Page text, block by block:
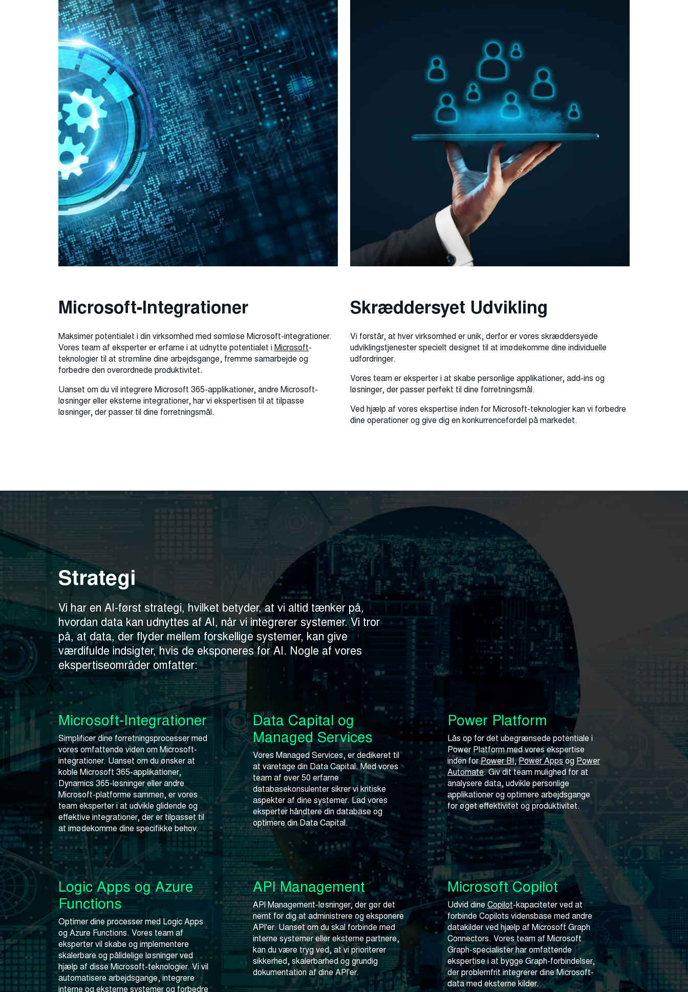
Microsoft-Integrationer
Maksimer potentialet i din virksomhed med sømløse Microsoft-integrationer.
Vores team af eksperter er erfarne i at udnytte potentialet iMicrosoft-
teknologier til at strømline dine arbejdsgange, fremme samarbejde og
forbedre den overordnede produktivitet.
Uanset om du vil integrere Microsoft 365-applikationer, andre Microsoft-
løsninger eller eksterne integrationer, har vi ekspertisen til at tilpasse
løsninger, der passer til dine forretningsmål.
Skræddersyet Udvikling
Vi forstår, at hver virksomhed er unik, derfor er vores skræddersyede
udviklingstjenester specielt designet til at imødekomme dine individuelle
udfordringer.
Vores team er eksperter i at skabe personlige applikationer, add-ins og
løsninger, der passer perfekt til dine forretningsmål.
Ved hjælp af vores ekspertise inden for Microsoft-teknologier kan vi forbedre
dine operationer og give dig en konkurrencefordel på markedet.
Strategi
Vi har en AI-først strategi, hvilket betyder, at vi altid tænker på,
hvordan data kan udnyttes af AI, når vi integrerer systemer. Vi tror
på, at data, der flyder mellem forskellige systemer, kan give
værdifulde indsigter, hvis de eksponeres for AI. Nogle af vores
ekspertiseområder omfatter:
Microsoft-Integrationer
Simplificer dine forretningsprocesser med
vores omfattende viden om Microsoft-
integrationer. Uanset om du ønsker at
koble Microsoft 365-applikationer,
Dynamics 365-løsninger eller andre
Microsoft-platforme sammen, er vores
team eksperter i at udvikle glidende og
effektive integrationer, der er tilpasset til
at imødekomme dine specifikke behov.
Data Capital og
Managed Services
Vores Managed Services, er dedikeret til
at varetage din Data Capital. Med vores
team af over 50 erfarne
databasekonsulenter sikrer vi kritiske
aspekter af dine systemer. Lad vores
eksperter håndtere din database og
optimere din Data Capital.
Power Platform
Lås op for det ubegrænsede potentiale i
Power Platform med vores ekspertise
inden forPower BI,Power Appsog Power
Automate. Giv dit team mulighed for at
analysere data, udvikle personlige
applikationer og optimere arbejdsgange
for øget effektivitet og produktivitet.
Logic Apps og Azure
Functions
Optimer dine processer med Logic Apps
og Azure Functions. Vores team af
eksperter vil skabe og implementere
skalerbare og pålidelige løsninger ved
hjælp af disse Microsoft-teknologier. Vi vil
automatisere arbejdsgange, integrere
interne og eksterne systemer og forbedre
API Management
API Management-løsninger, der gør det
nemt for dig at administrere og eksponere
API'er. Uanset om du skal forbinde med
interne systemer eller eksterne partnere,
kan du være tryg ved, at vi prioriterer
sikkerhed, skalerbarhed og grundig
dokumentation af dine API'er.
Microsoft Copilot
Udvid dine Copilot-kapaciteter ved at
forbinde Copilots vidensbase med andre
datakilder ved hjælp af Microsoft Graph
Connectors. Vores team af Microsoft
Graph-specialister har omfattende
ekspertise i at bygge Graph-forbindelser,
der problemfrit integrerer dine Microsoft-
data med eksterne kilder.